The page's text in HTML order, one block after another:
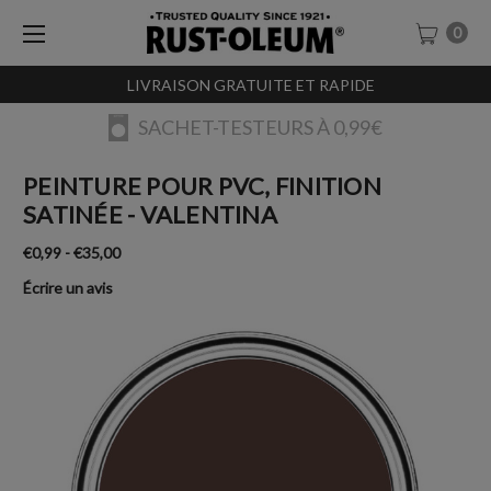
LIVRAISON GRATUITE ET RAPIDE
0
SACHET-TESTEURS À 0,99€
PEINTURE POUR PVC, FINITION
SATINÉE - VALENTINA
€0,99 - €35,00
Écrire un avis